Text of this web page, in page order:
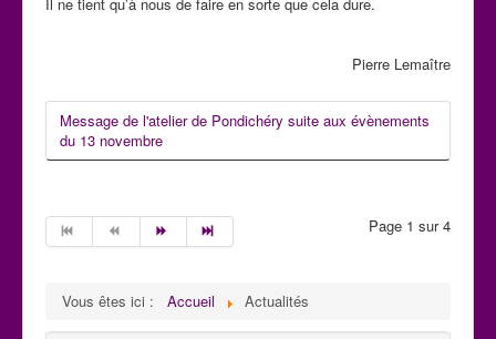
Pierre Lemaître
Message de l'atelier de Pondichéry suite aux évènements
du 13 novembre
Page 1 sur 4
Vous êtes ici : Accueil Actualités